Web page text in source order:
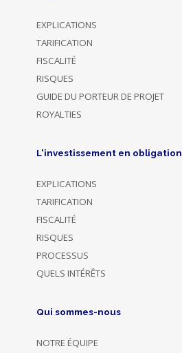
EXPLICATIONS
TARIFICATION
FISCALITÉ
RISQUES
GUIDE DU PORTEUR DE PROJET
ROYALTIES
L'investissement en obligation
EXPLICATIONS
TARIFICATION
FISCALITÉ
RISQUES
PROCESSUS
QUELS INTÉRÊTS
Qui sommes-nous
NOTRE ÉQUIPE